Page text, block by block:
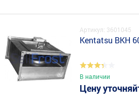
Артикул: 3601045
Kentatsu BKH
В наличии
Цену